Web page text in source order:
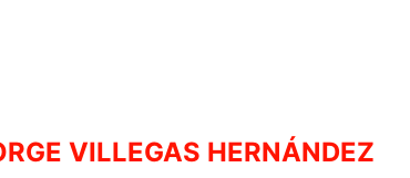
VILLEGAS HERNÁNDEZ